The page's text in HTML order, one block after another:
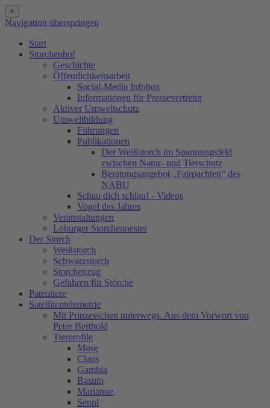
×
Navigation überspringen
Start
Storchenhof
Geschichte
Öffentlichkeitsarbeit
Social-Media Infobox
Informationen für Pressevertreter
Aktiver Umweltschutz
Umweltbildung
Führungen
Publikationen
Der Weißstorch im Spannungsfeld
zwischen Natur- und Tierschutz
Beratungsangebot „Fairpachten“ des
NABU
Schau dich schlau! - Videos
Vogel des Jahres
Veranstaltungen
Loburger Storchennester
Der Storch
Weißstorch
Schwarzstorch
Storchenzug
Gefahren für Störche
Patentiere
Satellitentelemetrie
Mit Prinzesschen unterwegs. Aus dem Vorwort von
Peter Berthold
Tierprofile
Mose
Claus
Gambia
Basuto
Marianne
Seppl